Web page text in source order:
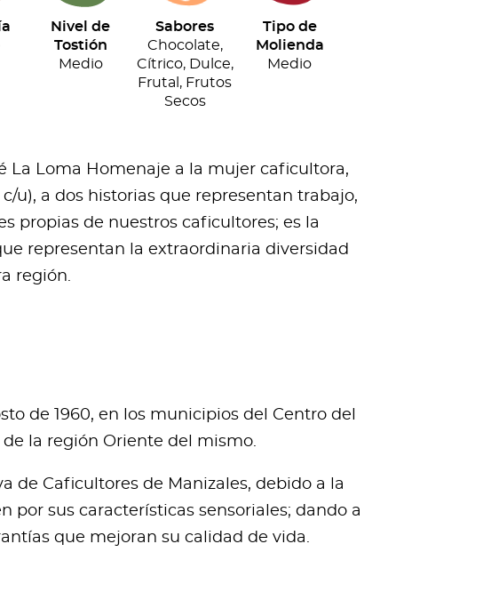
Nivel de
Tostión
Medio
Sabores
Chocolate,
Cítrico, Dulce,
Frutal, Frutos
Secos
Tipo de
Molienda
Medio
La Loma Homenaje a la mujer caficultora,
u), a dos historias que representan trabajo,
propias de nuestros caficultores; es la
representan la extraordinaria diversidad
región.
de 1960, en los municipios del Centro del
la región Oriente del mismo.
de Caficultores de Manizales, debido a la
por sus características sensoriales; dando a
que mejoran su calidad de vida.